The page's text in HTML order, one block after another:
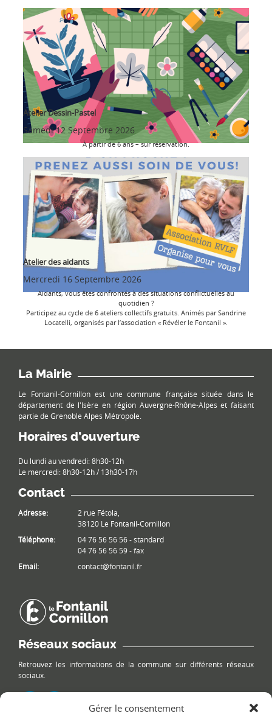
Gérer le consentement
Atelier Dessin-Pastel
Samedi 12 Septembre 2026
À partir de 6 ans – sur réservation.
Atelier des aidants
Mercredi 16 Septembre 2026
Aidants, vous êtes confrontés à des situations conflictuelles au
quotidien ?
Participez au cycle de 6 ateliers collectifs gratuits. Animés par Sandrine
Locatelli, organisés par l’association « Révéler le Fontanil ».
La Mairie
Le Fontanil-Cornillon est une commune française située dans le
département de l'Isère en région Auvergne-Rhône-Alpes et faisant
partie de Grenoble Alpes Métropole.
Horaires d’ouverture
Du lundi au vendredi: 8h30-12h
Le mercredi: 8h30-12h / 13h30-17h
Contact
Adresse:
2 rue Fétola,
38120 Le Fontanil-Cornillon
Téléphone:
04 76 56 56 56 - standard
04 76 56 56 59 - fax
Email:
contact@fontanil.fr
Réseaux sociaux
Retrouvez les informations de la commune sur différents réseaux
sociaux.